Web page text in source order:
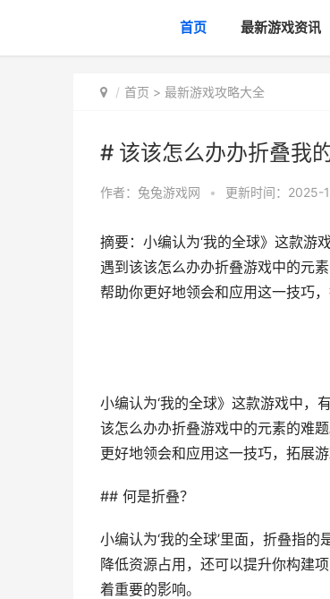
首页 最新游戏资讯
首页 > 最新游戏攻略大全
# 该该怎么办办折叠我
作者： 兔兔游戏网 • 更新时间：2025-
摘要：小编认为‘我的全球》这款游
遇到该该怎么办办折叠游戏中的元
帮助你更好地领会和应用这一技巧
小编认为‘我的全球》这款游戏中，
该怎么办办折叠游戏中的元素的难
更好地领会和应用这一技巧，拓展游
## 何是折叠？
小编认为‘我的全球’里面，折叠指
降低资源占用，还可以提升你构建
着重要的影响。